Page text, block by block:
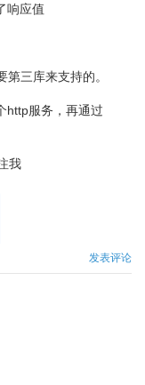
响应值
三库来支持的。
http服务，再通过
我
发表评论